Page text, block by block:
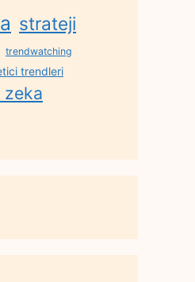
strateji
trendwatching
trendleri
zeka